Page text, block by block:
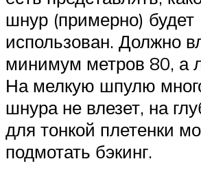
шнур (примерно) будет
использован. Должно
минимум метров 80, а
На мелкую шпулю
шнура не влезет, на
для тонкой плетенки
подмотать бэкинг.